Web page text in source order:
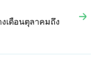
เดือนตุลาคมถึง